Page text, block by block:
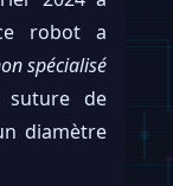
ce robot a
spécialisé
suture de
diamètre